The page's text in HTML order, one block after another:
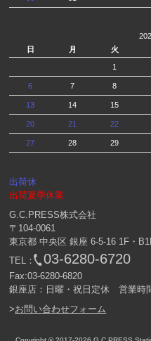
日
月 火
1
6 7 8
13 14 15
20 21 22
27 28 29
出荷休
出荷夏季休業
G.C.PRESS株式会社
〒104-0061
東京都 中央区 銀座 6-5-16 1F・
TEL：
03-6280-6720
Fax:03-6280-6820
銀座店：日曜・祝日定休 営業時
>お問い合わせフォーム